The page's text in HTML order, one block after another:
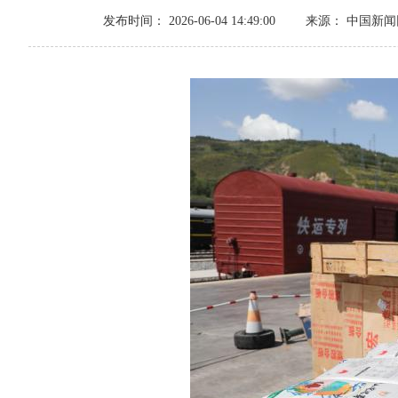
发布时间： 2026-06-04 14:49:00 来源： 中国新